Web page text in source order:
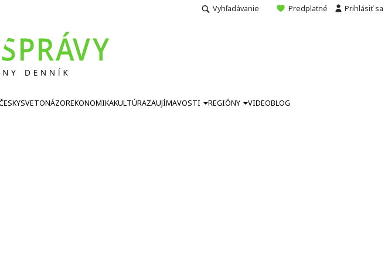
Vyhľadávanie Predplatné Prihlásiť sa
SVETONÁZOREKONOMIKAKULTÚRAZAUJÍMAVOSTI REGIÓNY VIDEOBLOG